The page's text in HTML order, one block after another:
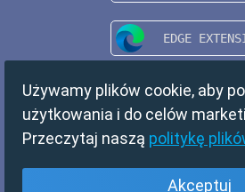
Używamy plików cookie, aby
użytkowania i do celów
Przeczytaj naszą politykę
Akceptuj